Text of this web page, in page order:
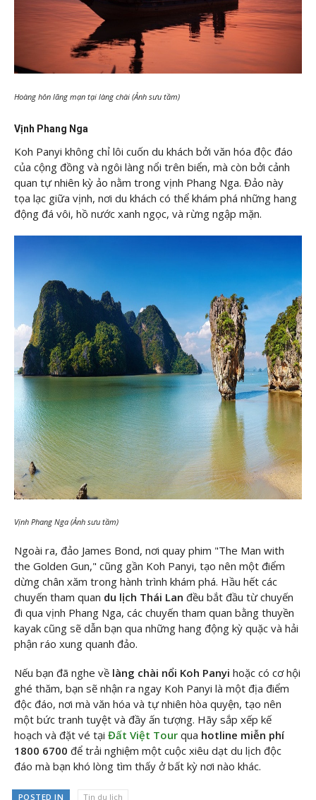
Hoàng hôn lãng mạn tại làng chài (Ảnh sưu tầm)
Vịnh Phang Nga
Koh Panyi không chỉ lôi cuốn du khách bởi văn hóa độc đáo
của cộng đồng và ngôi làng nổi trên biển, mà còn bởi cảnh
quan tự nhiên kỳ ảo nằm trong vịnh Phang Nga. Đảo này
tọa lạc giữa vịnh, nơi du khách có thể khám phá những hang
động đá vôi, hồ nước xanh ngọc, và rừng ngập mặn.
Vịnh Phang Nga (Ảnh sưu tầm)
Ngoài ra, đảo James Bond, nơi quay phim "The Man with
the Golden Gun," cũng gần Koh Panyi, tạo nên một điểm
dừng chân xăm trong hành trình khám phá. Hầu hết các
chuyến tham quan du lịch Thái Lan đều bắt đầu từ chuyến
đi qua vịnh Phang Nga, các chuyến tham quan bằng thuyền
kayak cũng sẽ dẫn bạn qua những hang động kỳ quặc và hải
phận ráo xung quanh đảo.
Nếu bạn đã nghe về làng chài nổi Koh Panyi hoặc có cơ hội
ghé thăm, bạn sẽ nhận ra ngay Koh Panyi là một địa điểm
độc đáo, nơi mà văn hóa và tự nhiên hòa quyện, tạo nên
một bức tranh tuyệt và đầy ấn tượng. Hãy sắp xếp kế
hoạch và đặt vé tại Đất Việt Tour qua hotline miễn phí
1800 6700 để trải nghiệm một cuộc xiêu dạt du lịch độc
đáo mà bạn khó lòng tìm thấy ở bất kỳ nơi nào khác.
POSTED IN Tin du lịch